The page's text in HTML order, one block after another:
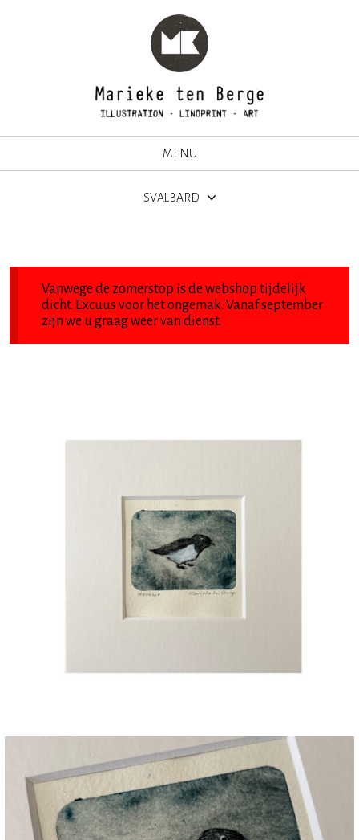
MENU
SVALBARD
Vanwege de zomerstop is de webshop tijdelijk
dicht. Excuus voor het ongemak. Vanaf september
zijn we u graag weer van dienst.